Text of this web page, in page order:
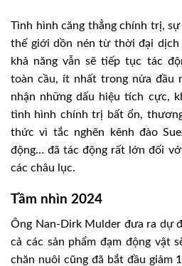
Tình hình căng thẳng chính trị,
thế giới dồn nén từ thời đại dịch
khả năng vẫn sẽ tiếp tục tác
toàn cầu, ít nhất trong nửa đầu
nhận những dấu hiệu tích cực,
tình hình chính trị bất ổn,
thức vì tắc nghẽn kênh đào
động… đã tác động rất lớn đối
các châu lục.
Tầm nhìn 2024
Ông Nan-Dirk Mulder đưa ra dự
cả các sản phẩm đạm động vật
chăn nuôi cũng đã bắt đầu giảm